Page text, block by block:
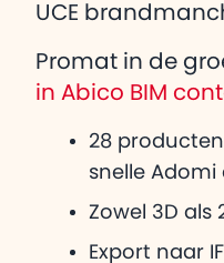
UCE
Promat in de
in Abico BIM
28
snelle
Zowel 3D als
Export naar